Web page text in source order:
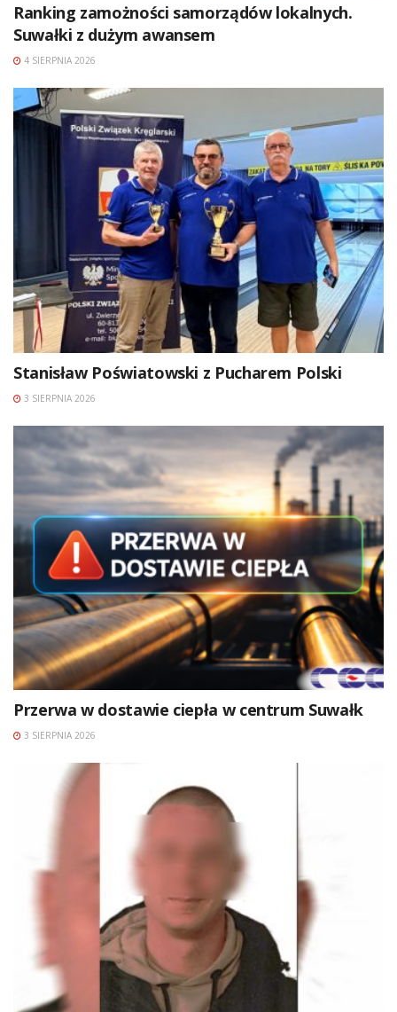
Ranking zamożności samorządów lokalnych.
Suwałki z dużym awansem
4 SIERPNIA 2026
Stanisław Poświatowski z Pucharem Polski
3 SIERPNIA 2026
Przerwa w dostawie ciepła w centrum Suwałk
3 SIERPNIA 2026